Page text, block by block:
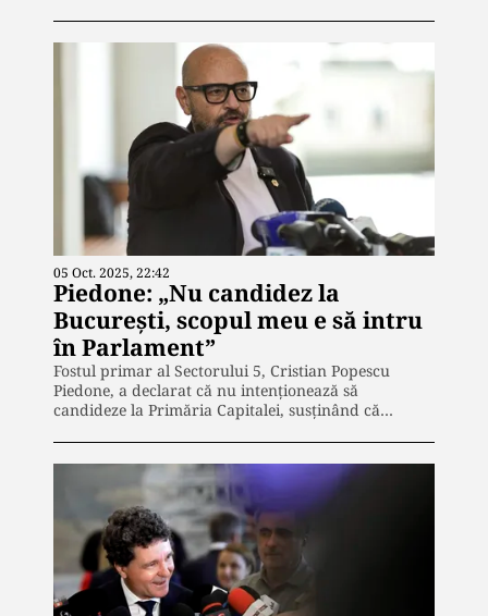
05 Oct. 2025, 22:42
Piedone: „Nu candidez la
București, scopul meu e să intru
în Parlament”
Fostul primar al Sectorului 5, Cristian Popescu
Piedone, a declarat că nu intenționează să
candideze la Primăria Capitalei, susținând că…